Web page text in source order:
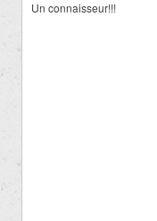
Un connaisseur!!!